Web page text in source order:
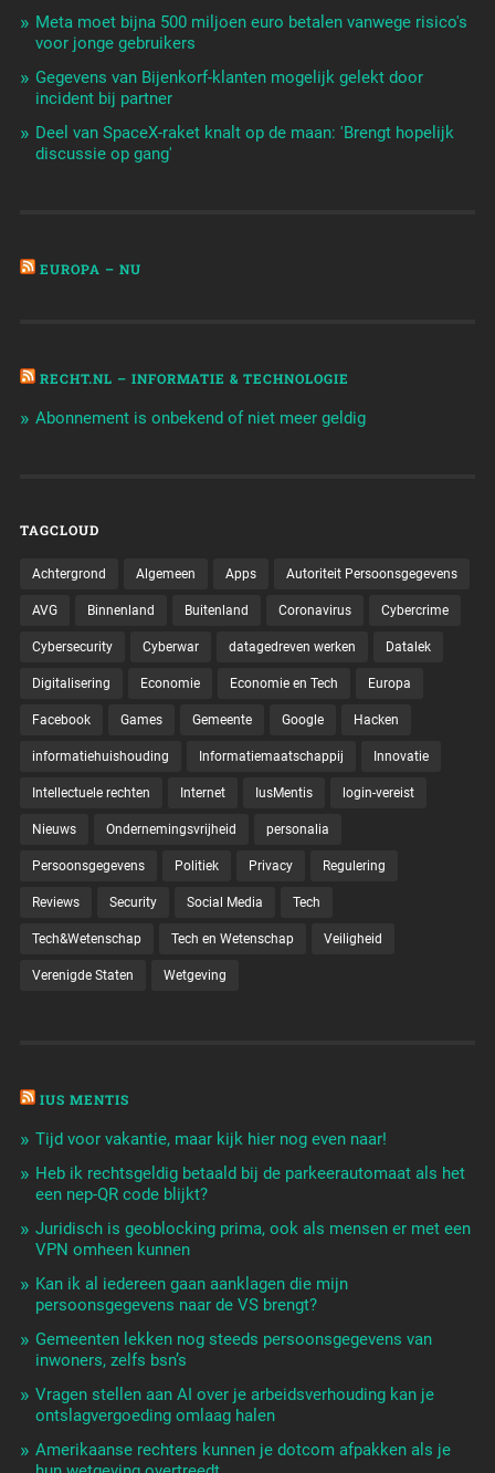
Meta moet bijna 500 miljoen euro betalen vanwege risico's
voor jonge gebruikers
Gegevens van Bijenkorf-klanten mogelijk gelekt door
incident bij partner
Deel van SpaceX-raket knalt op de maan: 'Brengt hopelijk
discussie op gang'
EUROPA – NU
RECHT.NL – INFORMATIE & TECHNOLOGIE
Abonnement is onbekend of niet meer geldig
TAGCLOUD
Achtergrond Algemeen Apps Autoriteit Persoonsgegevens
AVG Binnenland Buitenland Coronavirus Cybercrime
Cybersecurity Cyberwar datagedreven werken Datalek
Digitalisering Economie Economie en Tech Europa
Facebook Games Gemeente Google Hacken
informatiehuishouding Informatiemaatschappij Innovatie
Intellectuele rechten Internet IusMentis login-vereist
Nieuws Ondernemingsvrijheid personalia
Persoonsgegevens Politiek Privacy Regulering
Reviews Security Social Media Tech
Tech&Wetenschap Tech en Wetenschap Veiligheid
Verenigde Staten Wetgeving
IUS MENTIS
Tijd voor vakantie, maar kijk hier nog even naar!
Heb ik rechtsgeldig betaald bij de parkeerautomaat als het
een nep-QR code blijkt?
Juridisch is geoblocking prima, ook als mensen er met een
VPN omheen kunnen
Kan ik al iedereen gaan aanklagen die mijn
persoonsgegevens naar de VS brengt?
Gemeenten lekken nog steeds persoonsgegevens van
inwoners, zelfs bsn’s
Vragen stellen aan AI over je arbeidsverhouding kan je
ontslagvergoeding omlaag halen
Amerikaanse rechters kunnen je dotcom afpakken als je